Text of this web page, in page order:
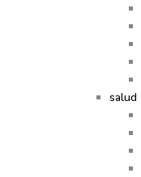
salud